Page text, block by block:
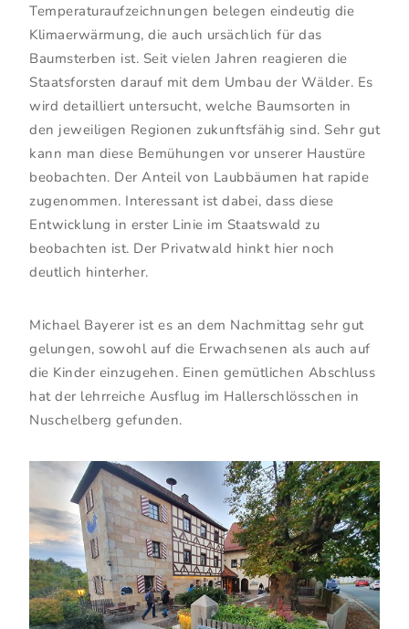
Temperaturaufzeichnungen belegen eindeutig die
Klimaerwärmung, die auch ursächlich für das
Baumsterben ist. Seit vielen Jahren reagieren die
Staatsforsten darauf mit dem Umbau der Wälder. Es
wird detailliert untersucht, welche Baumsorten in
den jeweiligen Regionen zukunftsfähig sind. Sehr gut
kann man diese Bemühungen vor unserer Haustüre
beobachten. Der Anteil von Laubbäumen hat rapide
zugenommen. Interessant ist dabei, dass diese
Entwicklung in erster Linie im Staatswald zu
beobachten ist. Der Privatwald hinkt hier noch
deutlich hinterher.
Michael Bayerer ist es an dem Nachmittag sehr gut
gelungen, sowohl auf die Erwachsenen als auch auf
die Kinder einzugehen. Einen gemütlichen Abschluss
hat der lehrreiche Ausflug im Hallerschlösschen in
Nuschelberg gefunden.